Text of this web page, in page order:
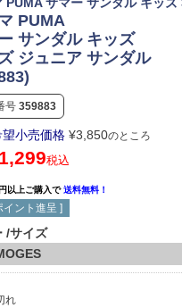
PUMA サマー サンダル キッズ
PUMA
サンダル キッズ
ジュニア サンダル
号 359883
望小売価格 ¥3,850のところ
税込
以上ご購入で送料無料！
イント進呈 ]
サイズ
れ